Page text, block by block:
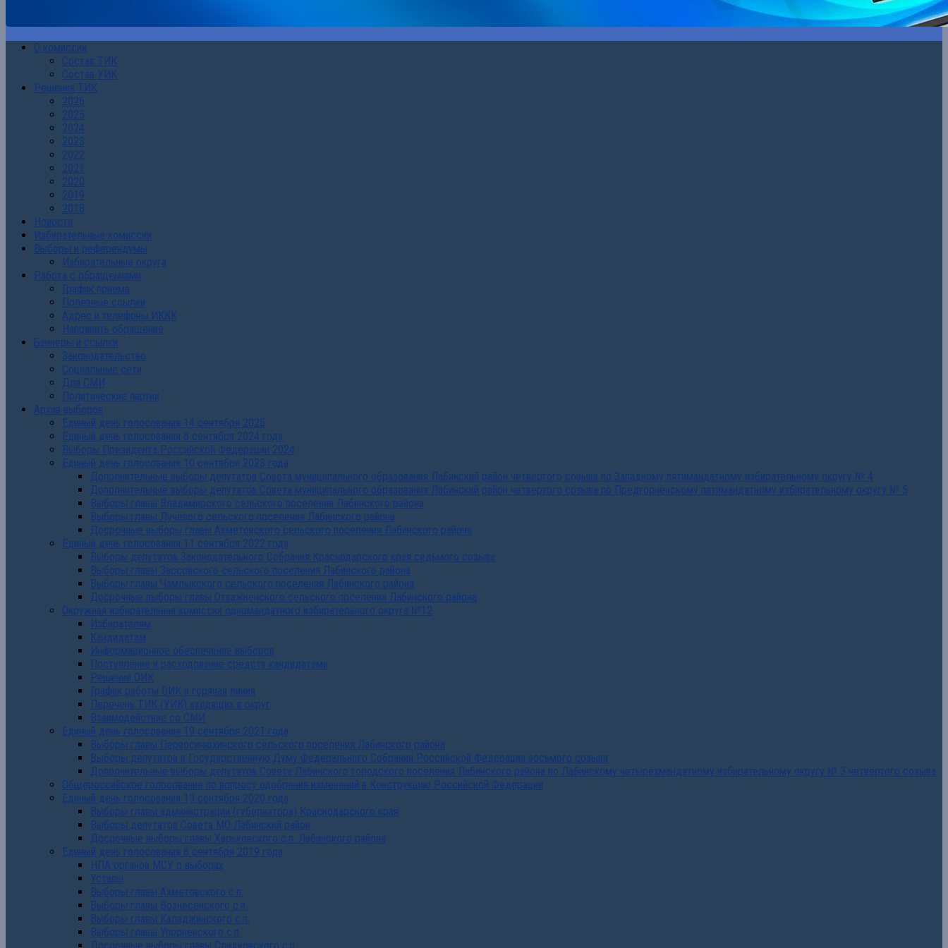
О комиссии
Состав ТИК
Состав УИК
Решения ТИК
2026
2025
2024
2023
2022
2021
2020
2019
2018
Новости
Избирательные комиссии
Выборы и референдумы
Избирательные округа
Работа с обращениями
График приема
Полезные ссылки
Адрес и телефоны ИККК
Направить обращение
Баннеры и ссылки
Законодательство
Социальные сети
Для СМИ
Политические партии
Архив выборов
Единый день голосования 14 сентября 2025
Единый день голосования 8 сентября 2024 года
Выборы Президента Российской Федерации 2024
Единый день голосования 10 сентября 2023 года
Дополнительные выборы депутатов Совета муниципального образования Лабинский район четвертого созыва по Западному пятимандатному избирательному округу № 4
Дополнительные выборы депутатов Совета муниципального образования Лабинский район четвертого созыва по Предгорненскому пятимандатному избирательному округу № 5
Выборы главы Владимирского сельского поселения Лабинского района
Выборы главы Лучевого сельского поселения Лабинского района
Досрочные выборы главы Ахметовского сельского поселения Лабинского района
Единый день голосования 11 сентября 2022 года
Выборы депутатов Законодательного Собрания Краснодарского края седьмого созыва
Выборы главы Зассовского сельского поселения Лабинского района
Выборы главы Чамлыкского сельского поселения Лабинского района
Досрочные выборы главы Отважненского сельского поселения Лабинского района
Окружная избирательная комиссия одномандатного избирательного округа №12
Избирателям
Кандидатам
Информационное обеспечение выборов
Поступление и расходование средств кандидатами
Решения ОИК
График работы ОИК и горячая линия
Перечень ТИК (УИК) входящих в округ
Взаимодействие со СМИ
Единый день голосования 19 сентября 2021 года
Выборы главы Первосинюхинского сельского поселения Лабинского района
Выборы депутатов в Государственную Думу Федерального Собрания Российской Федерации восьмого созыва
Дополнительные выборы депутатов Совета Лабинского городского поселения Лабинского района по Лабинскому четырехмандатному избирательному округу № 3 четвертого созыва
Общероссийское голосование по вопросу одобрения изменений в Конструкцию Российской Федерации
Единый день голосования 13 сентября 2020 года
Выборы главы администрации (губернатора) Краснодарского края
Выборы депутатов Совета МО Лабинский район
Досрочные выборы главы Харьковского с.п. Лабинского района
Единый день голосования 8 сентября 2019 года
НПА органов МСУ о выборах
Уставы
Выборы главы Ахметовского с.п.
Выборы главы Вознесенского с.п.
Выборы главы Каладжинского с.п.
Выборы главы Упорненского с.п.